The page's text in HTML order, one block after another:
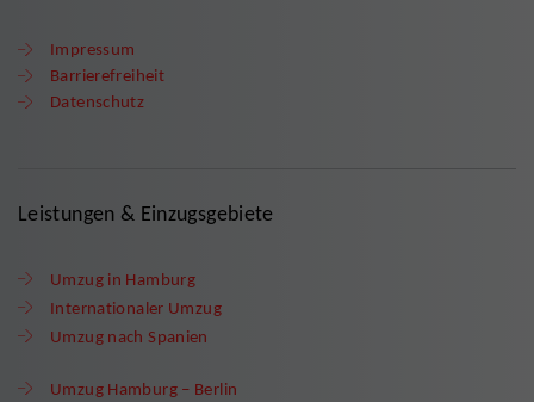
Impressum
Barrierefreiheit
Datenschutz
Leistungen & Einzugsgebiete
Umzug in Hamburg
Internationaler Umzug
Umzug nach Spanien
Umzug Hamburg – Berlin